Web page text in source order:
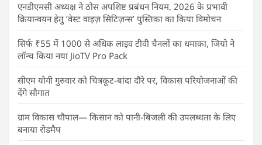
एनडीएमसी अध्यक्ष ने ठोस अपशिष्ट प्रबंधन नियम, 2026 के प्रभावी
क्रियान्वयन हेतु ‘वेस्ट वाइज़ सिटिज़न्स’ पुस्तिका का किया विमोचन
सिर्फ ₹55 में 1000 से अधिक लाइव टीवी चैनलों का धमाका, जियो ने
लॉन्च किया नया JioTV Pro Pack
सीएम योगी गुरुवार को चित्रकूट-बांदा दौरे पर, विकास परियोजनाओं की
देंगे सौगात
ग्राम विकास चौपाल— किसान को पानी-बिजली की उपलब्धता के लिए
बनाया रोडमैप